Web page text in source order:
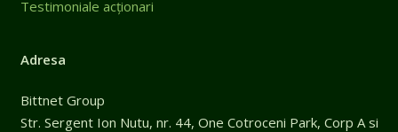
Testimoniale acționari
Adresa
Bittnet Group
Str. Sergent Ion Nutu, nr. 44, One Cotroceni Park, Corp A si